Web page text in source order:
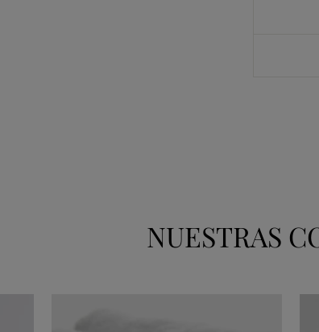
NUESTRAS